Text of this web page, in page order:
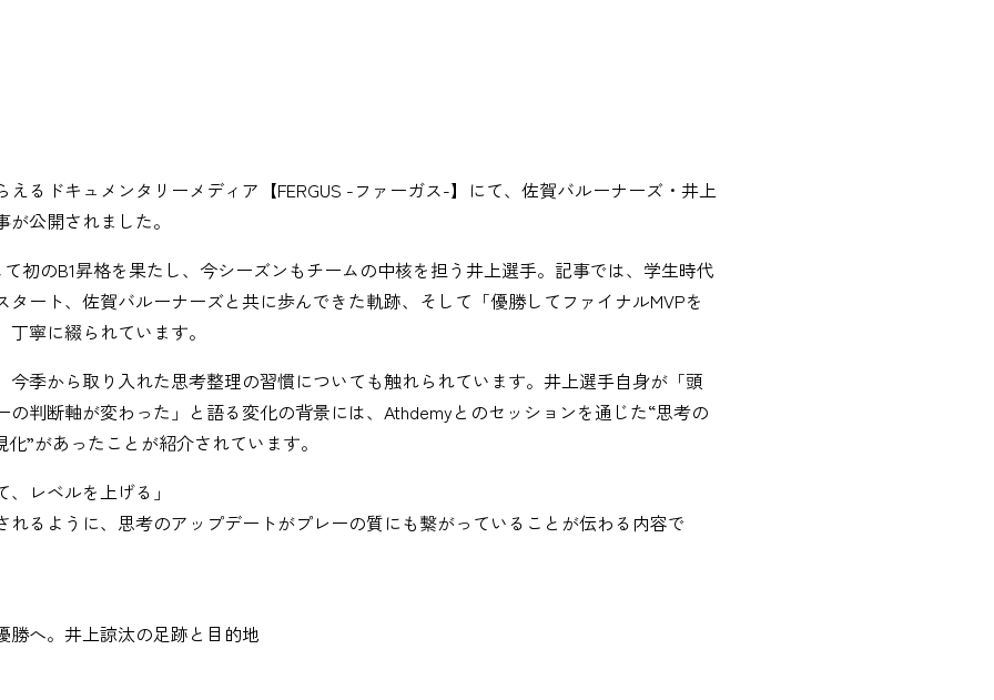
えるドキュメンタリーメディア【FERGUS -ファーガス-】にて、佐賀バルーナーズ・井上
公開されました。
初のB1昇格を果たし、今シーズンもチームの中核を担う井上選手。記事では、学生時代
タート、佐賀バルーナーズと共に歩んできた軌跡、そして「優勝してファイナルMVPを
寧に綴られています。
今季から取り入れた思考整理の習慣についても触れられています。井上選手自身が「頭
の判断軸が変わった」と語る変化の背景には、Athdemyとのセッションを通じた“思考の
”があったことが紹介されています。
、レベルを上げる」
れるように、思考のアップデートがプレーの質にも繋がっていることが伝わる内容で
勝へ。井上諒汰の足跡と目的地